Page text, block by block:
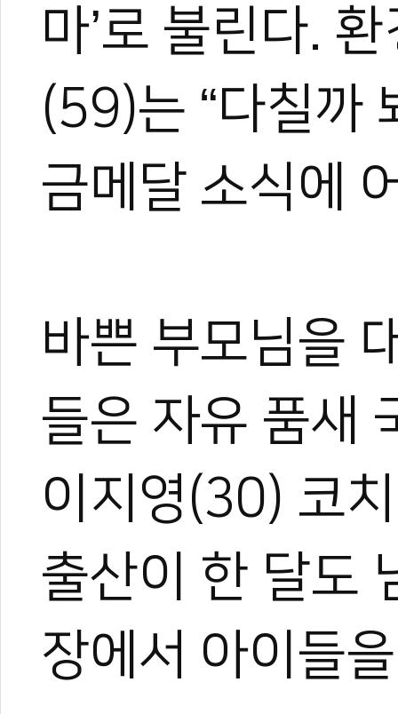
마’로 불린다.
(59)는 “다칠까
금메달 소식에
바쁜 부모님을
들은 자유 품새
이지영(30) 코
출산이 한 달도
장에서 아이들
박규태
운동을 좋아해 다양한 스